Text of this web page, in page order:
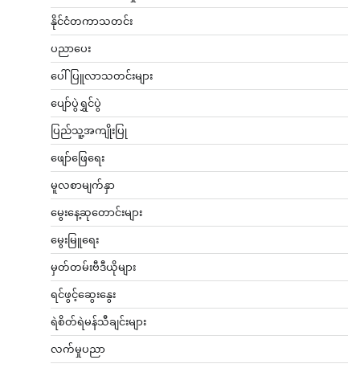
နိုင်ငံတကာသတင်း
ပညာပေး
ပေါ်ပြူလာသတင်းများ
ပျော်ပွဲရွှင်ပွဲ
ပြည်သူ့အကျိုးပြု
ဖျော်ဖြေရေး
မူလစာမျက်နှာ
မွေးနေ့ဆုတောင်းများ
မွေးမြူရေး
မှတ်တမ်းဗီဒီယိုများ
ရင်ဖွင့်ဆွေးနွေး
ရဲစိတ်ရဲမန်သီချင်းများ
လက်မှုပညာ